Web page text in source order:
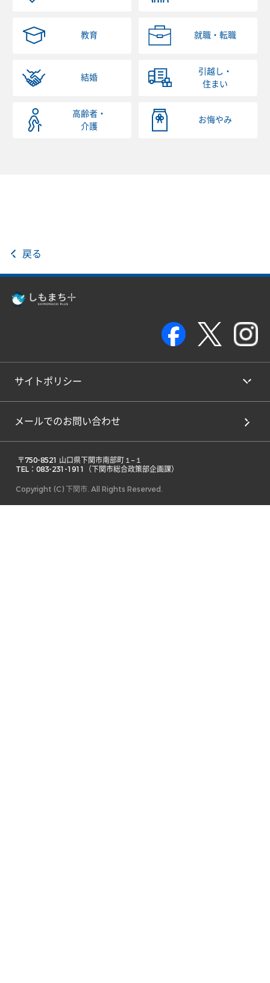
教育 就職・転職
結婚
引越し・
住まい
高齢者・
介護
お悔やみ
戻る
サイトポリシー
メールでのお問い合わせ
TEL：083-231-1911（下関市総合政策部企画課）
Copyright (C) 下関市. All Rights Reserved.